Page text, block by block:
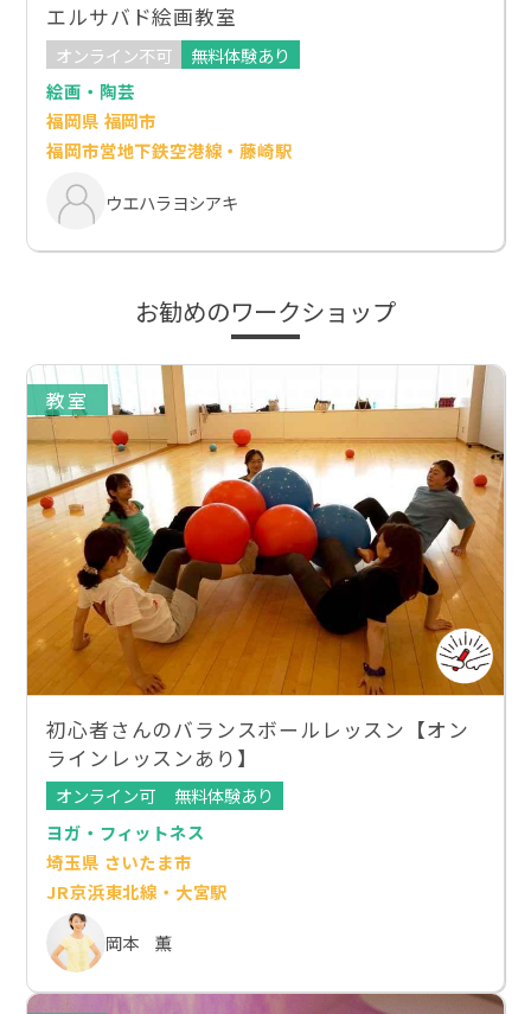
エルサバド絵画教室
オンライン不可
無料体験あり
絵画・陶芸
福岡県 福岡市
福岡市営地下鉄空港線・藤崎駅
ウエハラヨシアキ
お勧めのワークショップ
教室
初心者さんのバランスボールレッスン【オン
ラインレッスンあり】
オンライン可
無料体験あり
ヨガ・フィットネス
埼玉県 さいたま市
JR京浜東北線・大宮駅
岡本 薫